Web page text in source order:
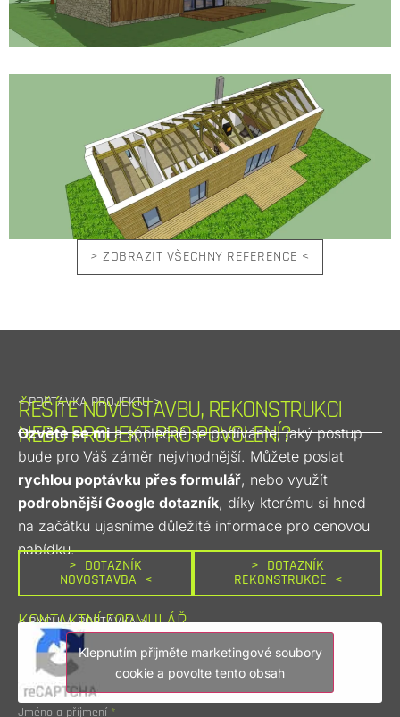
> ZOBRAZIT VŠECHNY REFERENCE <
< POPTÁVKA PROJEKTU >
ŘEŠÍTE NOVOSTAVBU, REKONSTRUKCI
NEBO PROJEKT PRO POVOLENÍ?
Ozvěte se mi a společně se podíváme, jaký postup
rychlou poptávku přes formulář
podrobnější Google dotazník, díky kterému si hned
na začátku ujasníme důležité informace pro cenovou
nabídku.
> DOTAZNÍK
NOVOSTAVBA <
> DOTAZNÍK
REKONSTRUKCE <
< RYCHLÁ POPTÁVKA >
KONTAKTNÍ FORMULÁŘ
Klepnutím přijměte marketingové soubory
cookie a povolte tento obsah
Jméno a příjmení *